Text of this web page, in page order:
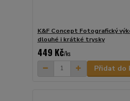
K&F Concept Fotografický
dlouhé i krátké trysky
449 Kč/ks
Přidat do